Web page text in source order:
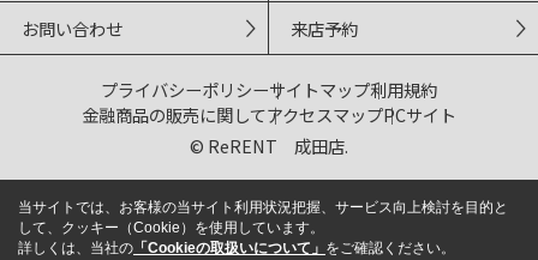
お問い合わせ 来店予約
プライバシーポリシーサイトマップ利用規約
金融商品の販売に関してアクセスマップPCサイト
© ReRENT 成田店.
当サイトでは、お客様の当サイト利用状況把握、サービス向上検討を目的と
して、クッキー（Cookie）を使用しています。
詳しくは、当社の 「Cookieの取扱いについて」 をご確認ください。